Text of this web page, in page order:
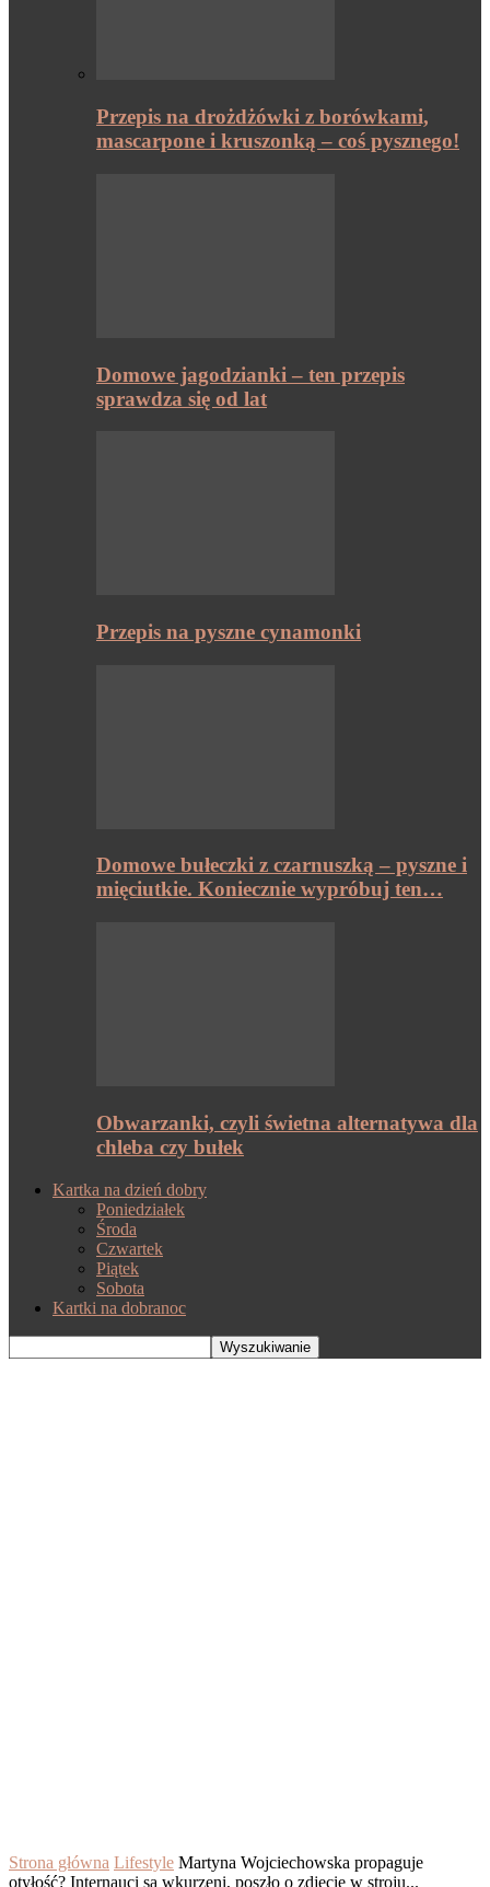
Przepis na drożdżówki z borówkami,
mascarpone i kruszonką – coś pysznego!
Domowe jagodzianki – ten przepis
sprawdza się od lat
Przepis na pyszne cynamonki
Domowe bułeczki z czarnuszką – pyszne i
mięciutkie. Koniecznie wypróbuj ten…
Obwarzanki, czyli świetna alternatywa dla
chleba czy bułek
Kartka na dzień dobry
Poniedziałek
Środa
Czwartek
Piątek
Sobota
Kartki na dobranoc
Strona główna Lifestyle Martyna Wojciechowska propaguje
otyłość? Internauci są wkurzeni, poszło o zdjęcie w stroju...